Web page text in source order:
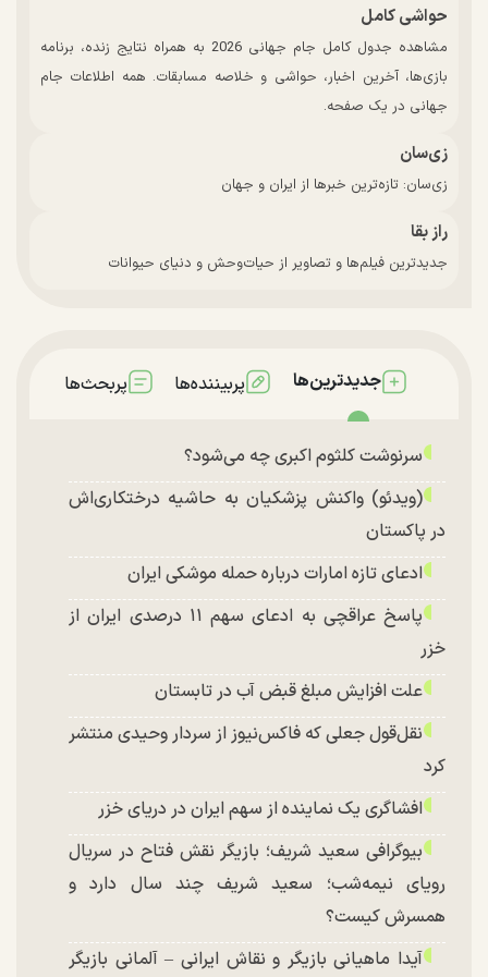
حواشی کامل
مشاهده جدول کامل جام جهانی 2026 به همراه نتایج زنده، برنامه
بازی‌ها، آخرین اخبار، حواشی و خلاصه مسابقات. همه اطلاعات جام
جهانی در یک صفحه.
زی‌سان
زی‌سان: تازه‌ترین خبرها از ایران و جهان
راز بقا
جدیدترین فیلم‌ها و تصاویر از حیات‌وحش و دنیای حیوانات
جدیدترین‌ها پربیننده‌ها پربحث‌ها
سرنوشت کلثوم اکبری چه می‌شود؟
(ویدئو) واکنش پزشکیان به حاشیه درختکاری‌اش
در پاکستان
ادعای تازه امارات درباره حمله موشکی ایران
پاسخ عراقچی به ادعای سهم ۱۱ درصدی ایران از
خزر
علت افزایش مبلغ قبض آب در تابستان
نقل‌قول جعلی که فاکس‌نیوز از سردار وحیدی منتشر
کرد
افشاگری یک نماینده از سهم ایران در دریای خزر
بیوگرافی سعید شریف؛ بازیگر نقش فتاح در سریال
رویای نیمه‌شب؛ سعید شریف چند سال دارد و
همسرش کیست؟
آیدا ماهیانی بازیگر و نقاش ایرانی – آلمانی بازیگر